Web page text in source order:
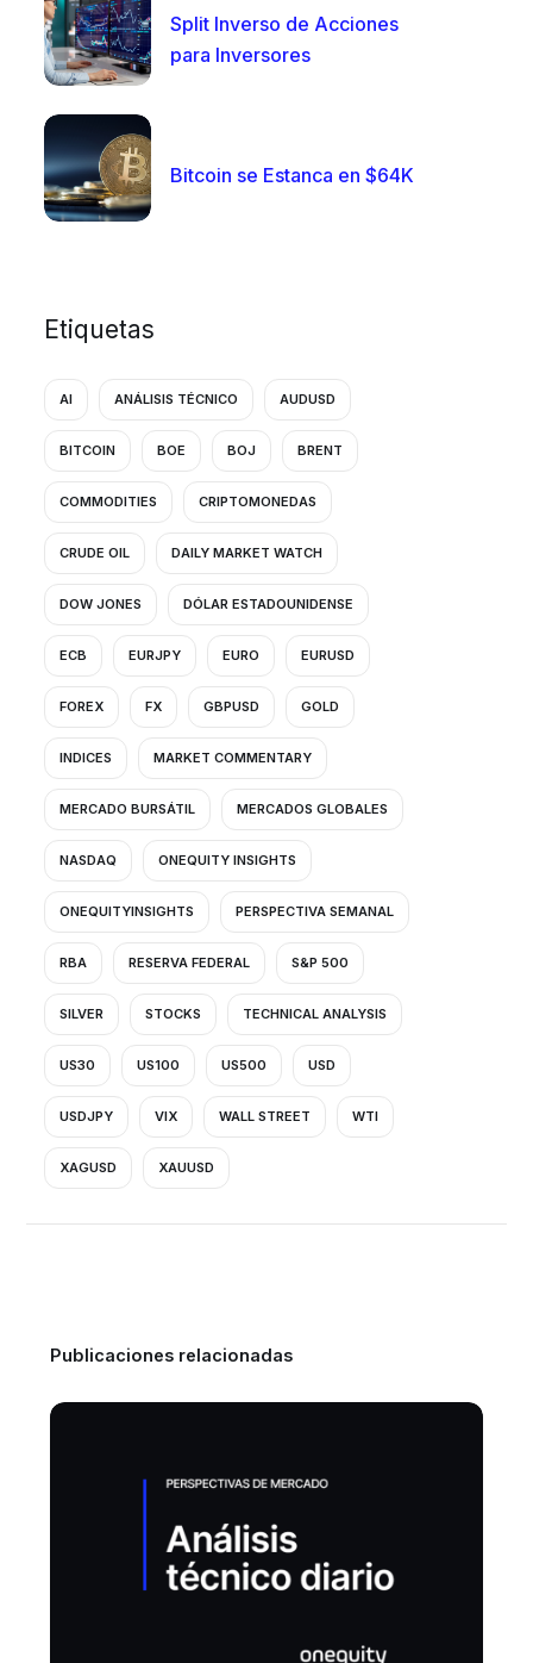
Split Inverso de Acciones
para Inversores
Bitcoin se Estanca en $64K
Etiquetas
AI ANÁLISIS TÉCNICO AUDUSD
BITCOIN BOE BOJ BRENT
COMMODITIES CRIPTOMONEDAS
CRUDE OIL DAILY MARKET WATCH
DOW JONES DÓLAR ESTADOUNIDENSE
ECB EURJPY EURO EURUSD
FOREX FX GBPUSD GOLD
INDICES MARKET COMMENTARY
MERCADO BURSÁTIL MERCADOS GLOBALES
NASDAQ ONEQUITY INSIGHTS
ONEQUITYINSIGHTS PERSPECTIVA SEMANAL
RBA RESERVA FEDERAL S&P 500
SILVER STOCKS TECHNICAL ANALYSIS
US30 US100 US500 USD
USDJPY VIX WALL STREET WTI
XAGUSD XAUUSD
Publicaciones relacionadas